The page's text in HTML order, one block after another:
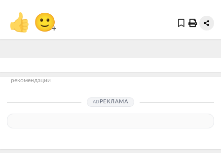
👍 🙂+
рекомендации
РЕКЛАМА